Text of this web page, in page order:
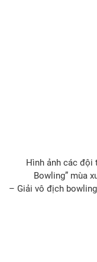
Hình ảnh các đội
Bowling” mùa
– Giải vô địch